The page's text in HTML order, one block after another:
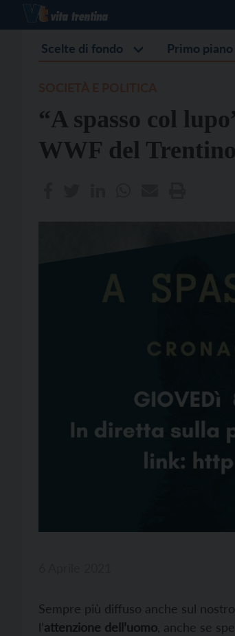
Scelte di fondo Primo piano
“A spasso col
WWF del Trentino
Sempre più diffuso anche sul
l’attenzione dell’uomo , anche se